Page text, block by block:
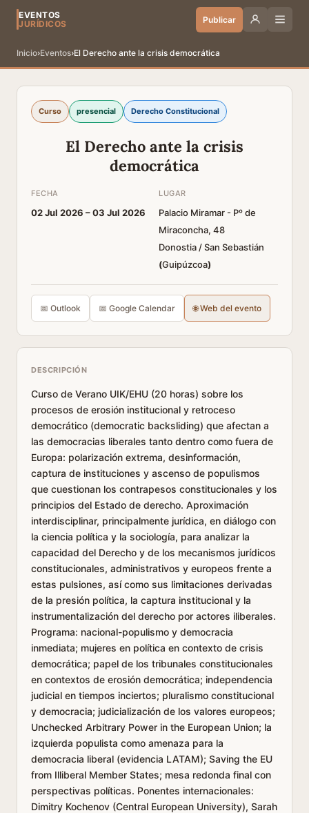
EVENTOS
JURÍDICOS
Publicar
Inicio›Eventos›El Derecho ante la crisis democrática
Curso presencial Derecho Constitucional
El Derecho ante la crisis
democrática
FECHA
02 Jul 2026 –03 Jul 2026
LUGAR
Palacio Miramar - Pº de
Miraconcha, 48
Donostia / San Sebastián
(Guipúzcoa)
📅 Outlook 📅 Google Calendar 🌐 Web del evento
DESCRIPCIÓN
Curso de Verano UIK/EHU (20 horas) sobre los
procesos de erosión institucional y retroceso
democrático (democratic backsliding) que afectan a
las democracias liberales tanto dentro como fuera de
Europa: polarización extrema, desinformación,
captura de instituciones y ascenso de populismos
que cuestionan los contrapesos constitucionales y los
principios del Estado de derecho. Aproximación
interdisciplinar, principalmente jurídica, en diálogo con
la ciencia política y la sociología, para analizar la
capacidad del Derecho y de los mecanismos jurídicos
constitucionales, administrativos y europeos frente a
estas pulsiones, así como sus limitaciones derivadas
de la presión política, la captura institucional y la
instrumentalización del derecho por actores iliberales.
Programa: nacional-populismo y democracia
inmediata; mujeres en política en contexto de crisis
democrática; papel de los tribunales constitucionales
en contextos de erosión democrática; independencia
judicial en tiempos inciertos; pluralismo constitucional
y democracia; judicialización de los valores europeos;
Unchecked Arbitrary Power in the European Union; la
izquierda populista como amenaza para la
democracia liberal (evidencia LATAM); Saving the EU
from Illiberal Member States; mesa redonda final con
perspectivas políticas. Ponentes internacionales:
Dimitry Kochenov (Central European University), Sarah